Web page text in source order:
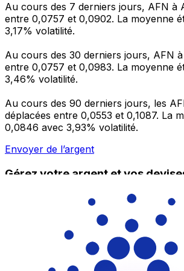
Au cours des 7 derniers jours, AFN à
entre 0,0757 et 0,0902. La moyenne
3,17% volatilité.
Au cours des 30 derniers jours, AFN
entre 0,0757 et 0,0983. La moyenne
3,46% volatilité.
Au cours des 90 derniers jours, les
déplacées entre 0,0553 et 0,1087. La
0,0846 avec 3,93% volatilité.
Envoyer de l’argent
Gérez votre argent et vos
L'application Xe réunit toutes les
nécessaires pour vos transferts
et la gestion de vos devises.
programmez des alertes de taux et
l'argent à l'étranger sans frais cachés.